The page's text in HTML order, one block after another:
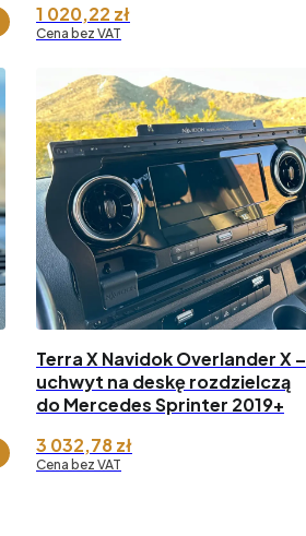
1 020,22 zł
Cena bez VAT
Terra X Navidok Overlander X –
uchwyt na deskę rozdzielczą
do Mercedes Sprinter 2019+
3 032,78zł
Cena bez VAT